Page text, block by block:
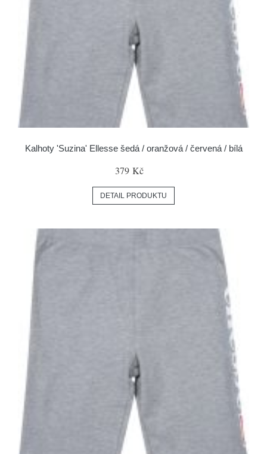
Kalhoty 'Suzina' Ellesse šedá / oranžová / červená / bílá
379 Kč
DETAIL PRODUKTU